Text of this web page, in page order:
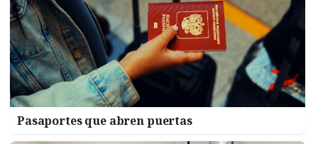
Pasaportes que abren puertas